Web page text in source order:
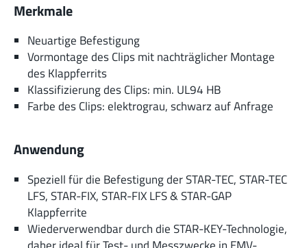
Merkmale
Neuartige Befestigung
Vormontage des Clips mit nachträglicher Montage
des Klappferrits
Klassifizierung des Clips: min. UL94 HB
Farbe des Clips: elektrograu, schwarz auf Anfrage
Anwendung
Speziell für die Befestigung der STAR-TEC, STAR-TEC
LFS, STAR-FIX, STAR-FIX LFS & STAR-GAP
Klappferrite
Wiederverwendbar durch die STAR-KEY-Technologie,